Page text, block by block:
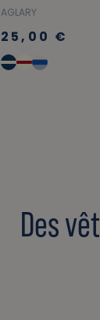
AGLARY
25,00 €
Des